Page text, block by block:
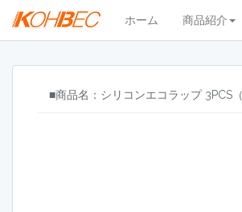
ホーム 商品紹介
■商品名：シリコンエコラップ 3PCS（